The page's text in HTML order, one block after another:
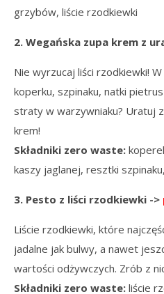
grzybów, liście rzodkiewki
2. Wegańska zupa krem z
Nie wyrzucaj liści rzodkiewki!
koperku, szpinaku, natki
straty w warzywniaku? Uratuj
krem!
Składniki zero waste:
kaszy jaglanej, resztki
3. Pesto z liści rzodkiewki ->
Liście rzodkiewki, które
jadalne jak bulwy, a nawet
wartości odżywczych. Zrób z
Składniki zero waste: liście